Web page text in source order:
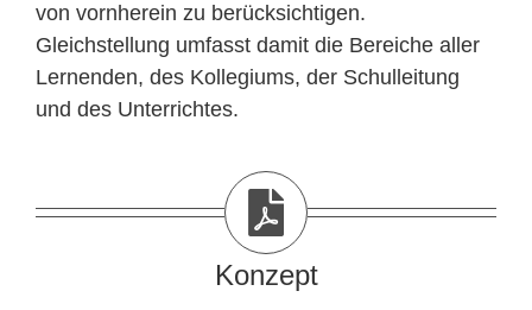
von vornherein zu berücksichtigen.
Gleichstellung umfasst damit die Bereiche aller
Lernenden, des Kollegiums, der Schulleitung
und des Unterrichtes.
Konzept